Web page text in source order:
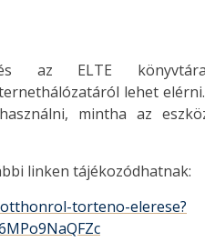
az ELTE
lehet
mintha az
linken tájékozódhatnak:
torteno-elerese?